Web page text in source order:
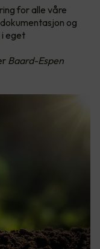
for alle våre
og
i eget
Baard-Espen